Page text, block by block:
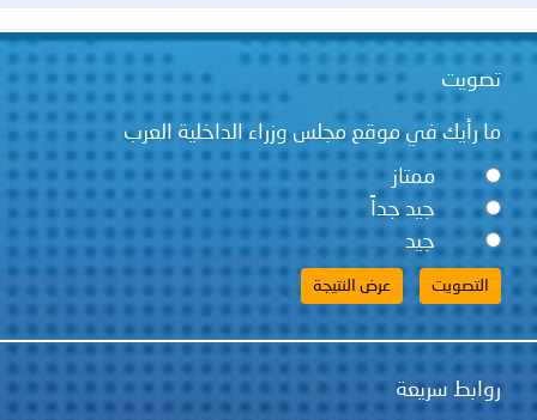
تصويت
ما رأيك في موقع مجلس وزراء الداخلية العرب
ممتاز
جيد جداً
جيد
روابط سريعة